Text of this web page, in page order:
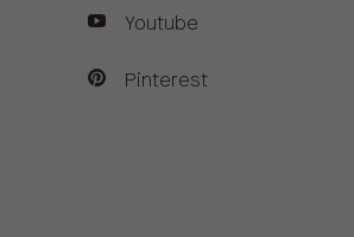
Youtube
Pinterest